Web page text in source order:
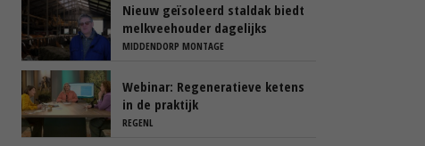
Nieuw geïsoleerd staldak biedt
melkveehouder dagelijks
voordelen
MIDDENDORP MONTAGE
Webinar: Regeneratieve ketens
in de praktijk
REGENL